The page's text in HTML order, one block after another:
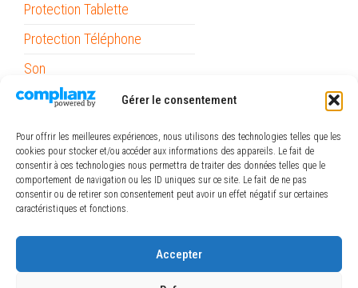
Gérer le consentement
Pour offrir les meilleures expériences, nous utilisons des technologies telles que les
cookies pour stocker et/ou accéder aux informations des appareils. Le fait de
consentir à ces technologies nous permettra de traiter des données telles que le
comportement de navigation ou les ID uniques sur ce site. Le fait de ne pas
consentir ou de retirer son consentement peut avoir un effet négatif sur certaines
caractéristiques et fonctions.
Accepter
Protection Tablette
Protection Téléphone
Son
Stylets
Support Voiture
Outils
Papeterie / Bureau